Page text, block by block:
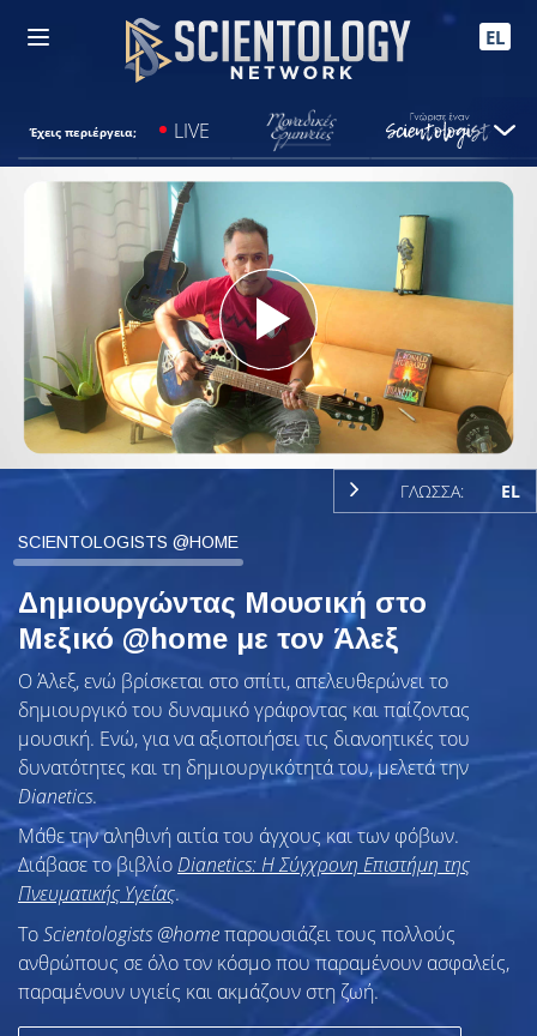
EL
Έχεις περιέργεια; LIVE
Play
Video
ΓΛΩΣΣΑ: EL
SCIENTOLOGISTS @HOME
Δημιουργώντας Μουσική στο
Μεξικό @home με τον Άλεξ
Ο Άλεξ, ενώ βρίσκεται στο σπίτι, απελευθερώνει το
δημιουργικό του δυναμικό γράφοντας και παίζοντας
μουσική. Ενώ, για να αξιοποιήσει τις διανοητικές του
δυνατότητες και τη δημιουργικότητά του, μελετά την
Dianetics.
Μάθε την αληθινή αιτία του άγχους και των φόβων.
Διάβασε το βιβλίο Dianetics: Η Σύγχρονη Επιστήμη της
Πνευματικής Υγείας.
ToScientologists @homeπαρουσιάζει τους πολλούς
ανθρώπους σε όλο τον κόσμο που παραμένουν ασφαλείς,
παραμένουν υγιείς και ακμάζουν στη ζωή.